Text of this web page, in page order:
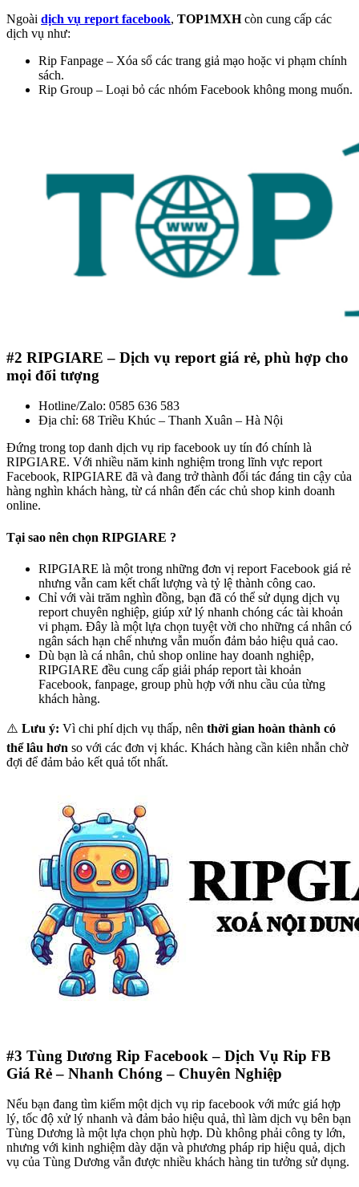
Ngoài dịch vụ report facebook, TOP1MXHcòn cung cấp các
dịch vụ như:
Rip Fanpage – Xóa sổ các trang giả mạo hoặc vi phạm chính
sách.
Rip Group – Loại bỏ các nhóm Facebook không mong muốn.
#2 RIPGIARE – Dịch vụ report giá rẻ, phù hợp cho
mọi đối tượng
Hotline/Zalo: 0585 636 583
Địa chỉ: 68 Triều Khúc – Thanh Xuân – Hà Nội
Đứng trong top danh dịch vụ rip facebook uy tín đó chính là
RIPGIARE. Với nhiều năm kinh nghiệm trong lĩnh vực report
Facebook, RIPGIARE đã và đang trở thành đối tác đáng tin cậy của
hàng nghìn khách hàng, từ cá nhân đến các chủ shop kinh doanh
online.
Tại sao nên chọn RIPGIARE ?
RIPGIARE là một trong những đơn vị report Facebook giá rẻ
nhưng vẫn cam kết chất lượng và tỷ lệ thành công cao.
Chỉ với vài trăm nghìn đồng, bạn đã có thể sử dụng dịch vụ
report chuyên nghiệp, giúp xử lý nhanh chóng các tài khoản
vi phạm. Đây là một lựa chọn tuyệt vời cho những cá nhân có
ngân sách hạn chế nhưng vẫn muốn đảm bảo hiệu quả cao.
Dù bạn là cá nhân, chủ shop online hay doanh nghiệp,
RIPGIARE đều cung cấp giải pháp report tài khoản
Facebook, fanpage, group phù hợp với nhu cầu của từng
khách hàng.
⚠️ Lưu ý: Vì chi phí dịch vụ thấp, nên thời gian hoàn thành có
thể lâu hơn so với các đơn vị khác. Khách hàng cần kiên nhẫn chờ
đợi để đảm bảo kết quả tốt nhất.
#3 Tùng Dương Rip Facebook – Dịch Vụ Rip FB
Giá Rẻ – Nhanh Chóng – Chuyên Nghiệp
Nếu bạn đang tìm kiếm một dịch vụ rip facebook với mức giá hợp
lý, tốc độ xử lý nhanh và đảm bảo hiệu quả, thì làm dịch vụ bên bạn
Tùng Dương là một lựa chọn phù hợp. Dù không phải công ty lớn,
nhưng với kinh nghiệm dày dặn và phương pháp rip hiệu quả, dịch
vụ của Tùng Dương vẫn được nhiều khách hàng tin tưởng sử dụng.